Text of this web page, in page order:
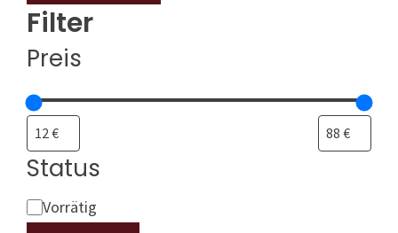
Filter
Preis
Status
Status
Vorrätig